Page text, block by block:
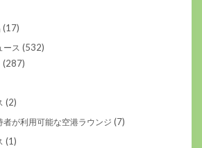
(17)
ース (532)
(287)
(2)
が利用可能な空港ラウンジ (7)
(1)